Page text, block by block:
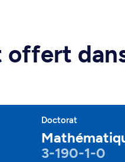
offert
Doctorat
3-190-1-0